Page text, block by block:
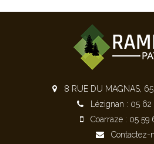
8 RUE DU MAGNAS,
Lézignan : 05
Coarraze : 05 59
Contactez-